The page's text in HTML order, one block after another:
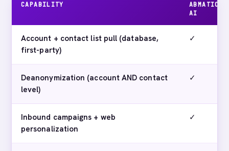
CAPABILITY
ABMATIC
AI
Account + contact list pull (database,
first-party)
✓
Deanonymization (account AND contact
level)
✓
Inbound campaigns + web
personalization
✓